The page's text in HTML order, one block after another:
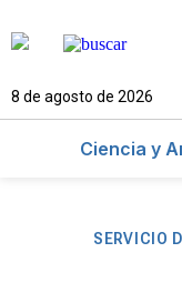
8 de agosto de 2026
Ciencia y
SERVICIO